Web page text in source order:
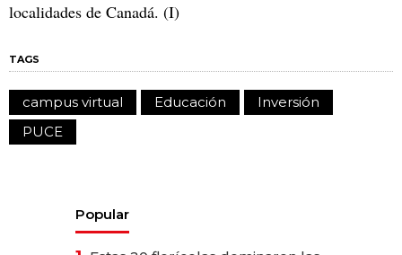
localidades de Canadá. (I)
TAGS
campus virtual Educación
Inversión
PUCE
Popular